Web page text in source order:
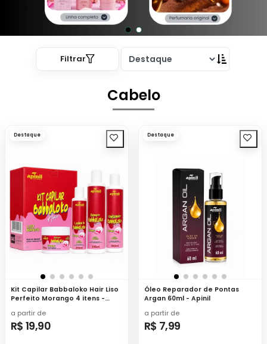
Filtrar
Cabelo
Destaque
Kit Capilar Babbaloko Hair Liso
Perfeito Morango 4 itens -
a partir de
R$ 19,90
Destaque
Óleo Reparador de Pontas
Argan 60ml - Apinil
a partir de
R$ 7,99